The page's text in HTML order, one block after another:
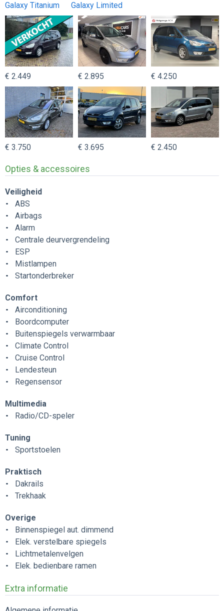
Galaxy Titanium Galaxy Limited
€ 2.449 € 2.895 € 4.250
€ 3.750 € 3.695 € 2.450
Opties & accessoires
Veiligheid
ABS
Airbags
Alarm
Centrale deurvergrendeling
ESP
Mistlampen
Startonderbreker
Comfort
Airconditioning
Boordcomputer
Buitenspiegels verwarmbaar
Climate Control
Cruise Control
Lendesteun
Regensensor
Multimedia
Radio/CD-speler
Tuning
Sportstoelen
Praktisch
Dakrails
Trekhaak
Overige
Binnenspiegel aut. dimmend
Elek. verstelbare spiegels
Lichtmetalenvelgen
Elek. bedienbare ramen
Extra informatie